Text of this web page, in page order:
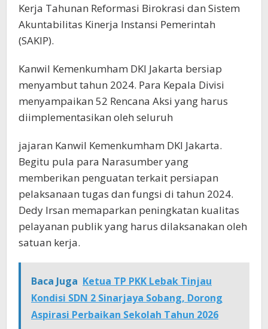
Kerja Tahunan Reformasi Birokrasi dan Sistem
Akuntabilitas Kinerja Instansi Pemerintah
(SAKIP).
Kanwil Kemenkumham DKI Jakarta bersiap
menyambut tahun 2024. Para Kepala Divisi
menyampaikan 52 Rencana Aksi yang harus
diimplementasikan oleh seluruh
jajaran Kanwil Kemenkumham DKI Jakarta.
Begitu pula para Narasumber yang
memberikan penguatan terkait persiapan
pelaksanaan tugas dan fungsi di tahun 2024.
Dedy Irsan memaparkan peningkatan kualitas
pelayanan publik yang harus dilaksanakan oleh
satuan kerja.
Baca Juga Ketua TP PKK Lebak Tinjau
Kondisi SDN 2 Sinarjaya Sobang, Dorong
Aspirasi Perbaikan Sekolah Tahun 2026